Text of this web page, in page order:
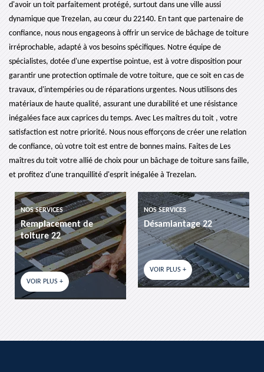
d'avoir un toit parfaitement protégé, surtout dans une ville aussi
dynamique que Trezelan, au cœur du 22140. En tant que partenaire de
confiance, nous nous engageons à offrir un service de bâchage de toiture
irréprochable, adapté à vos besoins spécifiques. Notre équipe de
spécialistes, dotée d'une expertise pointue, est à votre disposition pour
garantir une protection optimale de votre toiture, que ce soit en cas de
travaux, d'intempéries ou de réparations urgentes. Nous utilisons des
matériaux de haute qualité, assurant une durabilité et une résistance
inégalées face aux caprices du temps. Avec Les maîtres du toit , votre
satisfaction est notre priorité. Nous nous efforçons de créer une relation
de confiance, où votre toit est entre de bonnes mains. Faites de Les
maîtres du toit votre allié de choix pour un bâchage de toiture sans faille,
et profitez d'une tranquillité d'esprit inégalée à Trezelan.
NOS SERVICES
Remplacement de
toiture 22
VOIR PLUS +
NOS SERVICES
Désamiantage 22
VOIR PLUS +